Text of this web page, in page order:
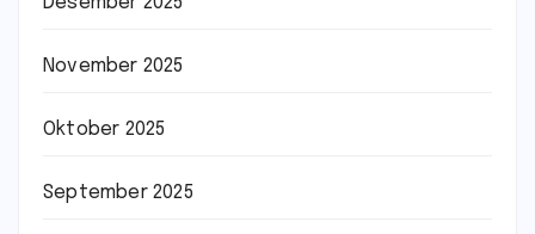
November 2025
Oktober 2025
September 2025